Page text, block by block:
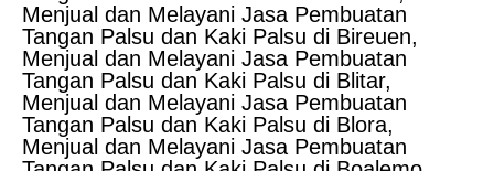
Menjual dan Melayani Jasa Pembuatan
Tangan Palsu dan Kaki Palsu di Bireuen,
Menjual dan Melayani Jasa Pembuatan
Tangan Palsu dan Kaki Palsu di Blitar,
Menjual dan Melayani Jasa Pembuatan
Tangan Palsu dan Kaki Palsu di Blora,
Menjual dan Melayani Jasa Pembuatan